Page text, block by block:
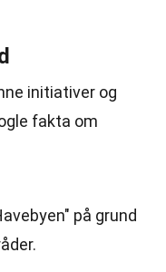
initiativer og
fakta om
på grund